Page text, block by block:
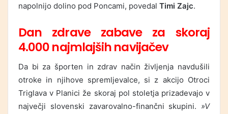
napolnijo dolino pod Poncami, povedal Timi Zajc.
Dan zdrave zabave za skoraj
4.000 najmlajših navijačev
Da bi za športen in zdrav način življenja navdušili
otroke in njihove spremljevalce, si z akcijo Otroci
Triglava v Planici že skoraj pol stoletja prizadevajo v
največji slovenski zavarovalno-finančni skupini. »V